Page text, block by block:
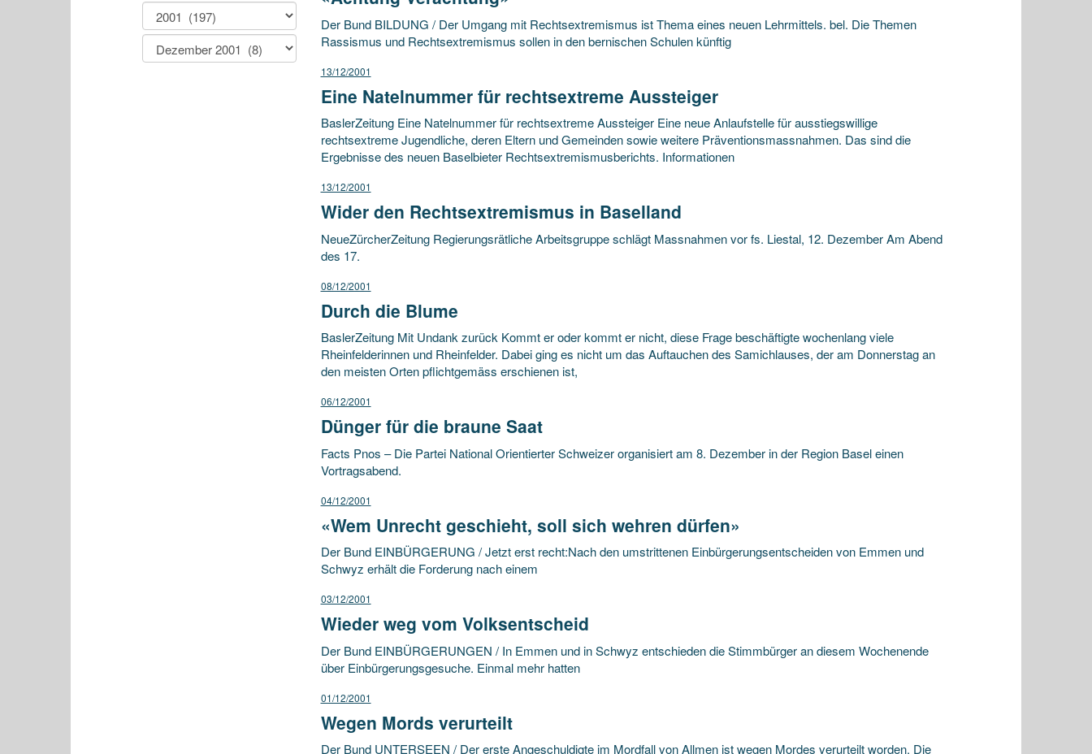
Der Bund BILDUNG / Der Umgang mit Rechtsextremismus ist Thema eines neuen Lehrmittels. bel. Die Themen
Rassismus und Rechtsextremismus sollen in den bernischen Schulen künftig
13/12/2001
Eine Natelnummer für rechtsextreme Aussteiger
BaslerZeitung Eine Natelnummer für rechtsextreme Aussteiger Eine neue Anlaufstelle für ausstiegswillige
rechtsextreme Jugendliche, deren Eltern und Gemeinden sowie weitere Präventionsmassnahmen. Das sind die
Ergebnisse des neuen Baselbieter Rechtsextremismusberichts. Informationen
13/12/2001
Wider den Rechtsextremismus in Baselland
NeueZürcherZeitung Regierungsrätliche Arbeitsgruppe schlägt Massnahmen vor fs. Liestal, 12. Dezember Am Abend
des 17.
08/12/2001
Durch die Blume
BaslerZeitung Mit Undank zurück Kommt er oder kommt er nicht, diese Frage beschäftigte wochenlang viele
Rheinfelderinnen und Rheinfelder. Dabei ging es nicht um das Auftauchen des Samichlauses, der am Donnerstag an
den meisten Orten pflichtgemäss erschienen ist,
06/12/2001
Dünger für die braune Saat
Facts Pnos – Die Partei National Orientierter Schweizer organisiert am 8. Dezember in der Region Basel einen
Vortragsabend.
04/12/2001
«Wem Unrecht geschieht, soll sich wehren dürfen»
Der Bund EINBÜRGERUNG / Jetzt erst recht:Nach den umstrittenen Einbürgerungsentscheiden von Emmen und
Schwyz erhält die Forderung nach einem
03/12/2001
Wieder weg vom Volksentscheid
Der Bund EINBÜRGERUNGEN / In Emmen und in Schwyz entschieden die Stimmbürger an diesem Wochenende
über Einbürgerungsgesuche. Einmal mehr hatten
01/12/2001
Wegen Mords verurteilt
Der Bund UNTERSEEN / Der erste Angeschuldigte im Mordfall von Allmen ist wegen Mordes verurteilt worden. Die